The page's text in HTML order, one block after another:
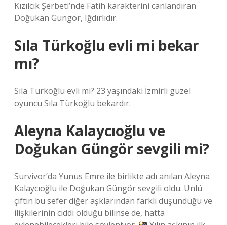
Kızılcık Şerbeti’nde Fatih karakterini canlandıran
Doğukan Güngör, Iğdırlıdır.
Sıla Türkoğlu evli mi bekar
mı?
Sıla Türkoğlu evli mi? 23 yaşındaki İzmirli güzel
oyuncu Sıla Türkoğlu bekardır.
Aleyna Kalaycıoğlu ve
Doğukan Güngör sevgili mi?
Survivor’da Yunus Emre ile birlikte adı anılan Aleyna
Kalaycıoğlu ile Doğukan Güngör sevgili oldu. Ünlü
çiftin bu sefer diğer aşklarından farklı düşündüğü ve
ilişkilerinin ciddi olduğu bilinse de, hatta